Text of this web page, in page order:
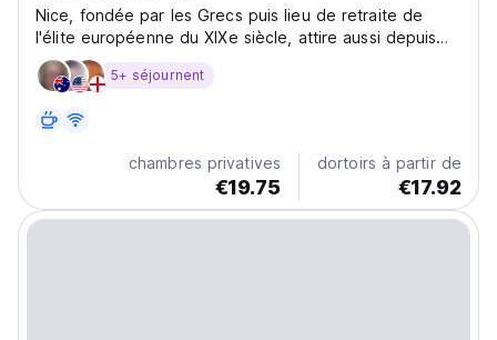
Nice, fondée par les Grecs puis lieu de retraite de
l'élite européenne du XIXe siècle, attire aussi depuis
longtemps les artistes !
5+ séjournent
chambres privatives
€19.75
dortoirs à partir de
€17.92